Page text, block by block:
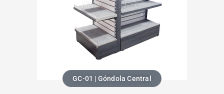
GC-01 | Góndola Central